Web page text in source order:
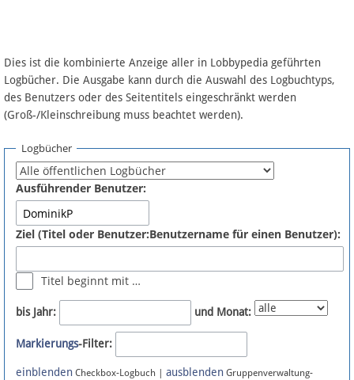
Artikel nach Kategorien
FAQ
Fördermitglied werden
Fehler melden
Newsletter
Bluesky
Facebook
Dies ist die kombinierte Anzeige aller in Lobbypedia geführten
Logbücher. Die Ausgabe kann durch die Auswahl des Logbuchtyps,
des Benutzers oder des Seitentitels eingeschränkt werden
(Groß-/Kleinschreibung muss beachtet werden).
Logbücher
Ausführender Benutzer:
Ziel (Titel oder Benutzer:Benutzername für einen Benutzer):
Titel beginnt mit …
bis Jahr: und Monat:
Markierungs-Filter:
einblenden Checkbox-Logbuch | ausblenden Gruppenverwaltung-